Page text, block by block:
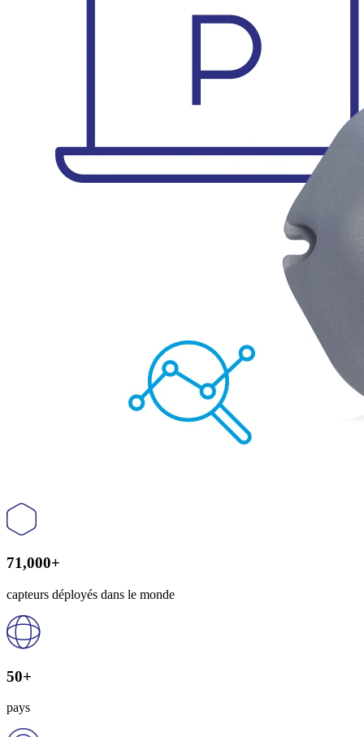
71,000+
capteurs déployés dans le monde
50+
pays